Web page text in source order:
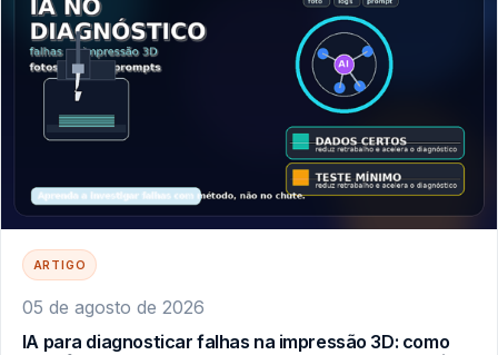
ARTIGO
05 de agosto de 2026
IA para diagnosticar falhas na impressão 3D: como